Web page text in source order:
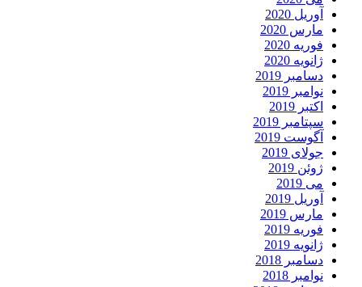
آوریل 2020
مارس 2020
فوریه 2020
ژانویه 2020
دسامبر 2019
نوامبر 2019
اکتبر 2019
سپتامبر 2019
آگوست 2019
جولای 2019
ژوئن 2019
می 2019
آوریل 2019
مارس 2019
فوریه 2019
ژانویه 2019
دسامبر 2018
نوامبر 2018